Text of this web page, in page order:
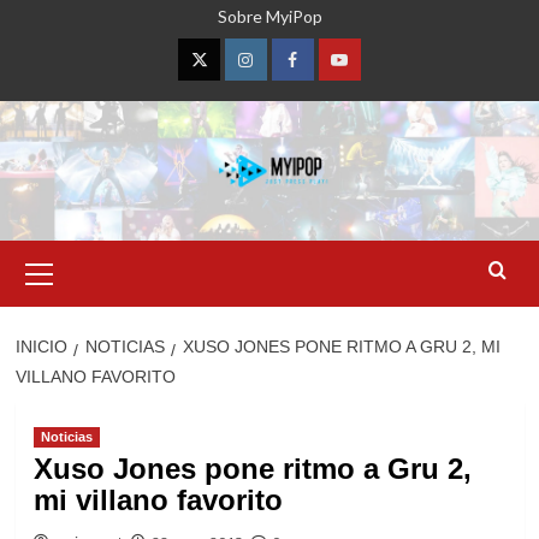
Sobre MyiPop
TwitterInstagramFacebookYouTube
primario
INICIO NOTICIAS
XUSO JONES PONE RITMO A GRU 2, MI
VILLANO FAVORITO
Noticias
Xuso Jones pone ritmo a Gru 2,
mi villano favorito